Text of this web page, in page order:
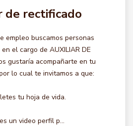
de rectificado
empleo buscamos personas
el cargo de AUXILIAR DE
gustaría acompañarte en tu
lo cual te invitamos a que:
tu hoja de vida.
un video perfil p...